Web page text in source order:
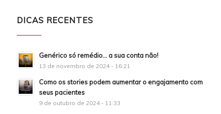
DICAS RECENTES
Genérico só remédio… a sua conta não!
13 de novembro de 2024 - 16:21
Como os stories podem aumentar o engajamento com
seus pacientes
9 de outubro de 2024 - 11:33